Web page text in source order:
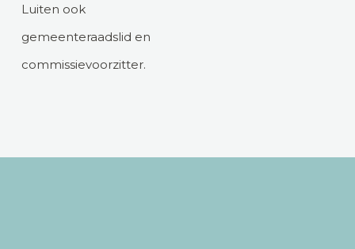
Luiten ook
gemeenteraadslid en
commissievoorzitter.